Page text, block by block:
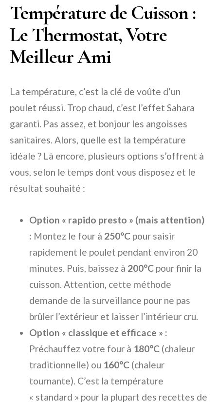
Température de Cuisson :
Le Thermostat, Votre
Meilleur Ami
La température, c’est la clé de voûte d’un
poulet réussi. Trop chaud, c’est l’effet Sahara
garanti. Pas assez, et bonjour les angoisses
sanitaires. Alors, quelle est la température
idéale ? Là encore, plusieurs options s’offrent à
vous, selon le temps dont vous disposez et le
résultat souhaité :
Option « rapido presto » (mais attention)
: Montez le four à 250°C pour saisir
rapidement le poulet pendant environ 20
minutes. Puis, baissez à 200°C pour finir la
cuisson. Attention, cette méthode
demande de la surveillance pour ne pas
brûler l’extérieur et laisser l’intérieur cru.
Option « classique et efficace » :
Préchauffez votre four à 180°C (chaleur
traditionnelle) ou 160°C (chaleur
tournante). C’est la température
« standard » pour la plupart des recettes de